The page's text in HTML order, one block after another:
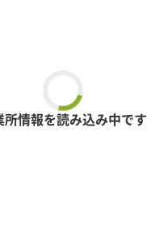
所情報を読み込み中です